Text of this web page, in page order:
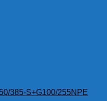
385-S+G100/255NPE